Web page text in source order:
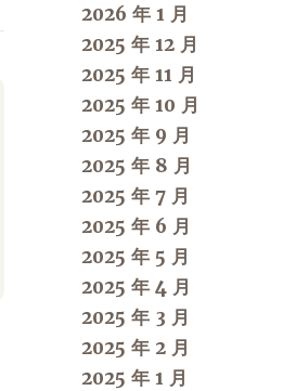
2026 年 1 月
2025 年 12 月
2025 年 11 月
2025 年 10 月
2025 年 9 月
2025 年 8 月
2025 年 7 月
2025 年 6 月
2025 年 5 月
2025 年 4 月
2025 年 3 月
2025 年 2 月
2025 年 1 月